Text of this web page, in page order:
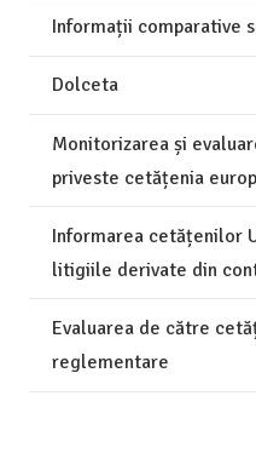
Informații comparative
Dolceta
Monitorizarea și
priveste cetățenia
Informarea cetățenilor
litigiile derivate din
Evaluarea de către
reglementare